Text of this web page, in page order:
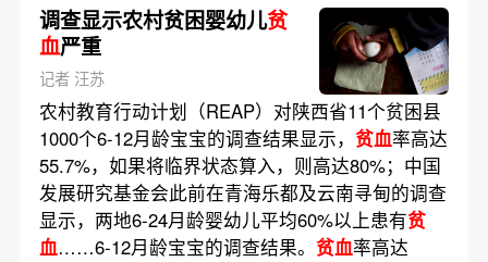
调查显示农村贫困婴幼儿贫
血严重
记者 汪苏
农村教育行动计划（REAP）对陕西省11个贫困县
1000个6-12月龄宝宝的调查结果显示， 贫血率高达
55.7%，如果将临界状态算入，则高达80%；中国
发展研究基金会此前在青海乐都及云南寻甸的调查
显示，两地6-24月龄婴幼儿平均60%以上患有贫
血……6-12月龄宝宝的调查结果。 贫血率高达